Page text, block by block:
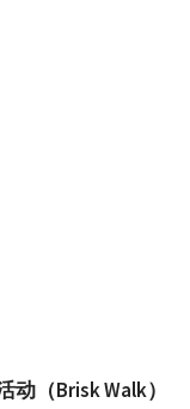
（Brisk Walk）